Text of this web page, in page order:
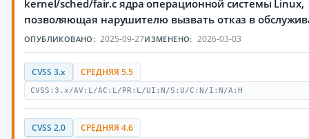
kernel/sched/fair.c ядра операционной системы Linux,
позволяющая нарушителю вызвать отказ в
ОПУБЛИКОВАНО: 2025-09-27ИЗМЕНЕНО: 2026-03-03
CVSS 3.x СРЕДНЯЯ 5.5
CVSS:3.x/AV:L/AC:L/PR:L/UI:N/S:U/C:N/I:N/A:H
CVSS 2.0 СРЕДНЯЯ 4.6